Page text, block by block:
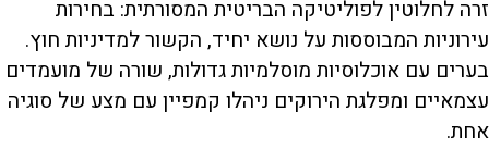
זרה לחלוטין לפוליטיקה הבריטית המסורתית: בחירות
עירוניות המבוססות על נושא יחיד, הקשור למדיניות חוץ.
בערים עם אוכלוסיות מוסלמיות גדולות, שורה של מועמדים
עצמאיים ומפלגת הירוקים ניהלו קמפיין עם מצע של סוגיה
אחת.